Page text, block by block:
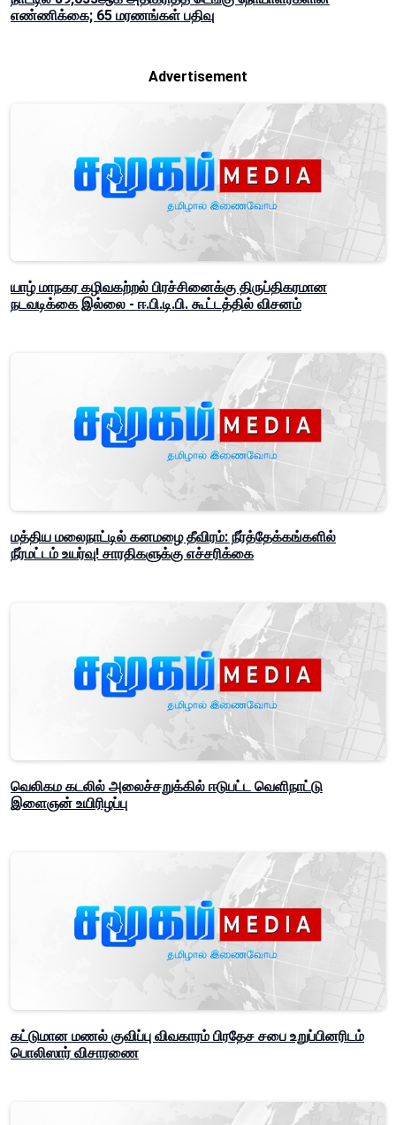
எண்ணிக்கை; 65 மரணங்கள் பதிவு
Advertisement
யாழ் மாநகர கழிவகற்றல் பிரச்சினைக்கு திருப்திகரமான
நடவடிக்கை இல்லை - ஈ.பி.டி.பி. கூட்டத்தில் விசனம்
மத்திய மலைநாட்டில் கனமழை தீவிரம்: நீர்த்தேக்கங்களில்
நீர்மட்டம் உயர்வு! சாரதிகளுக்கு எச்சரிக்கை
வெலிகம கடலில் அலைச்சறுக்கில் ஈடுபட்ட வெளிநாட்டு
இளைஞன் உயிரிழப்பு
கட்டுமான மணல் குவிப்பு விவகாரம் பிரதேச சபை உறுப்பினரிடம்
பொலிஸார் விசாரணை